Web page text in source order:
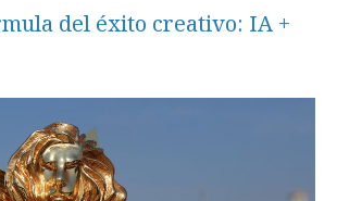
del éxito creativo: IA +